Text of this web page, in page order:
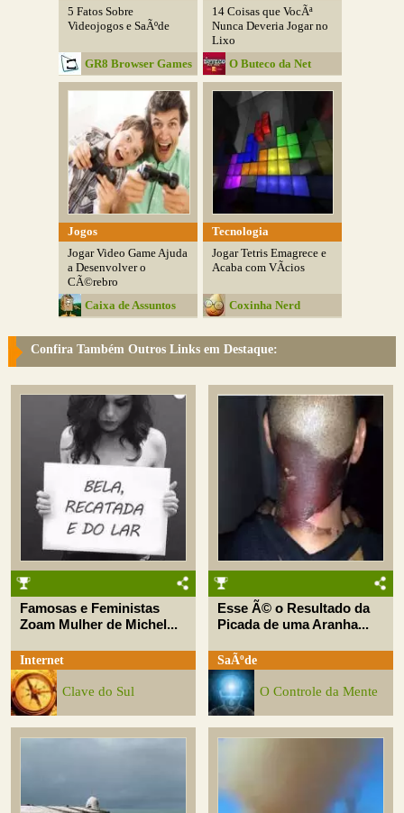
5 Fatos Sobre
Videojogos e SaÃºde
GR8 Browser Games
14 Coisas que VocÃª
Nunca Deveria Jogar no
Lixo
O Buteco da Net
Jogos
Jogar Video Game Ajuda
a Desenvolver o
CÃ©rebro
Caixa de Assuntos
Tecnologia
Jogar Tetris Emagrece e
Acaba com VÃ­cios
Coxinha Nerd
Confira Também Outros Links em Destaque:
Famosas e Feministas
Zoam Mulher de Michel...
Internet
Clave do Sul
Esse Ã© o Resultado da
Picada de uma Aranha...
SaÃºde
O Controle da Mente